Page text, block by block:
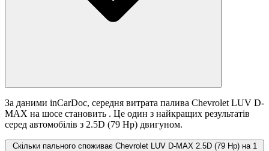
За даними inCarDoc, середня витрата палива Chevrolet LUV D-
MAX на шосе становить . Це один з найкращих результатів
серед автомобілів з 2.5D (79 Hp) двигуном.
Скільки пального споживає Chevrolet LUV D-MAX 2.5D (79 Hp) на 1